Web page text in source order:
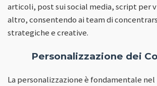
articoli, post sui social media, script per
altro, consentendo ai team di
strategiche e creative.
Personalizzazione dei
La personalizzazione è fondamentale nel